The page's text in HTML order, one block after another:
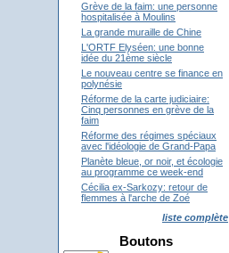
Grève de la faim: une personne
hospitalisée à Moulins
La grande muraille de Chine
L'ORTF Elyséen: une bonne
idée du 21ème siècle
Le nouveau centre se finance en
polynésie
Réforme de la carte judiciaire:
Cinq personnes en grève de la
faim
Réforme des régimes spéciaux
avec l'idéologie de Grand-Papa
Planète bleue, or noir, et écologie
au programme ce week-end
Cécilia ex-Sarkozy: retour de
flemmes à l'arche de Zoé
liste complète
Boutons